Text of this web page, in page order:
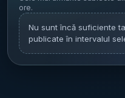
ore.
Nu sunt încă suficiente
publicate în intervalul